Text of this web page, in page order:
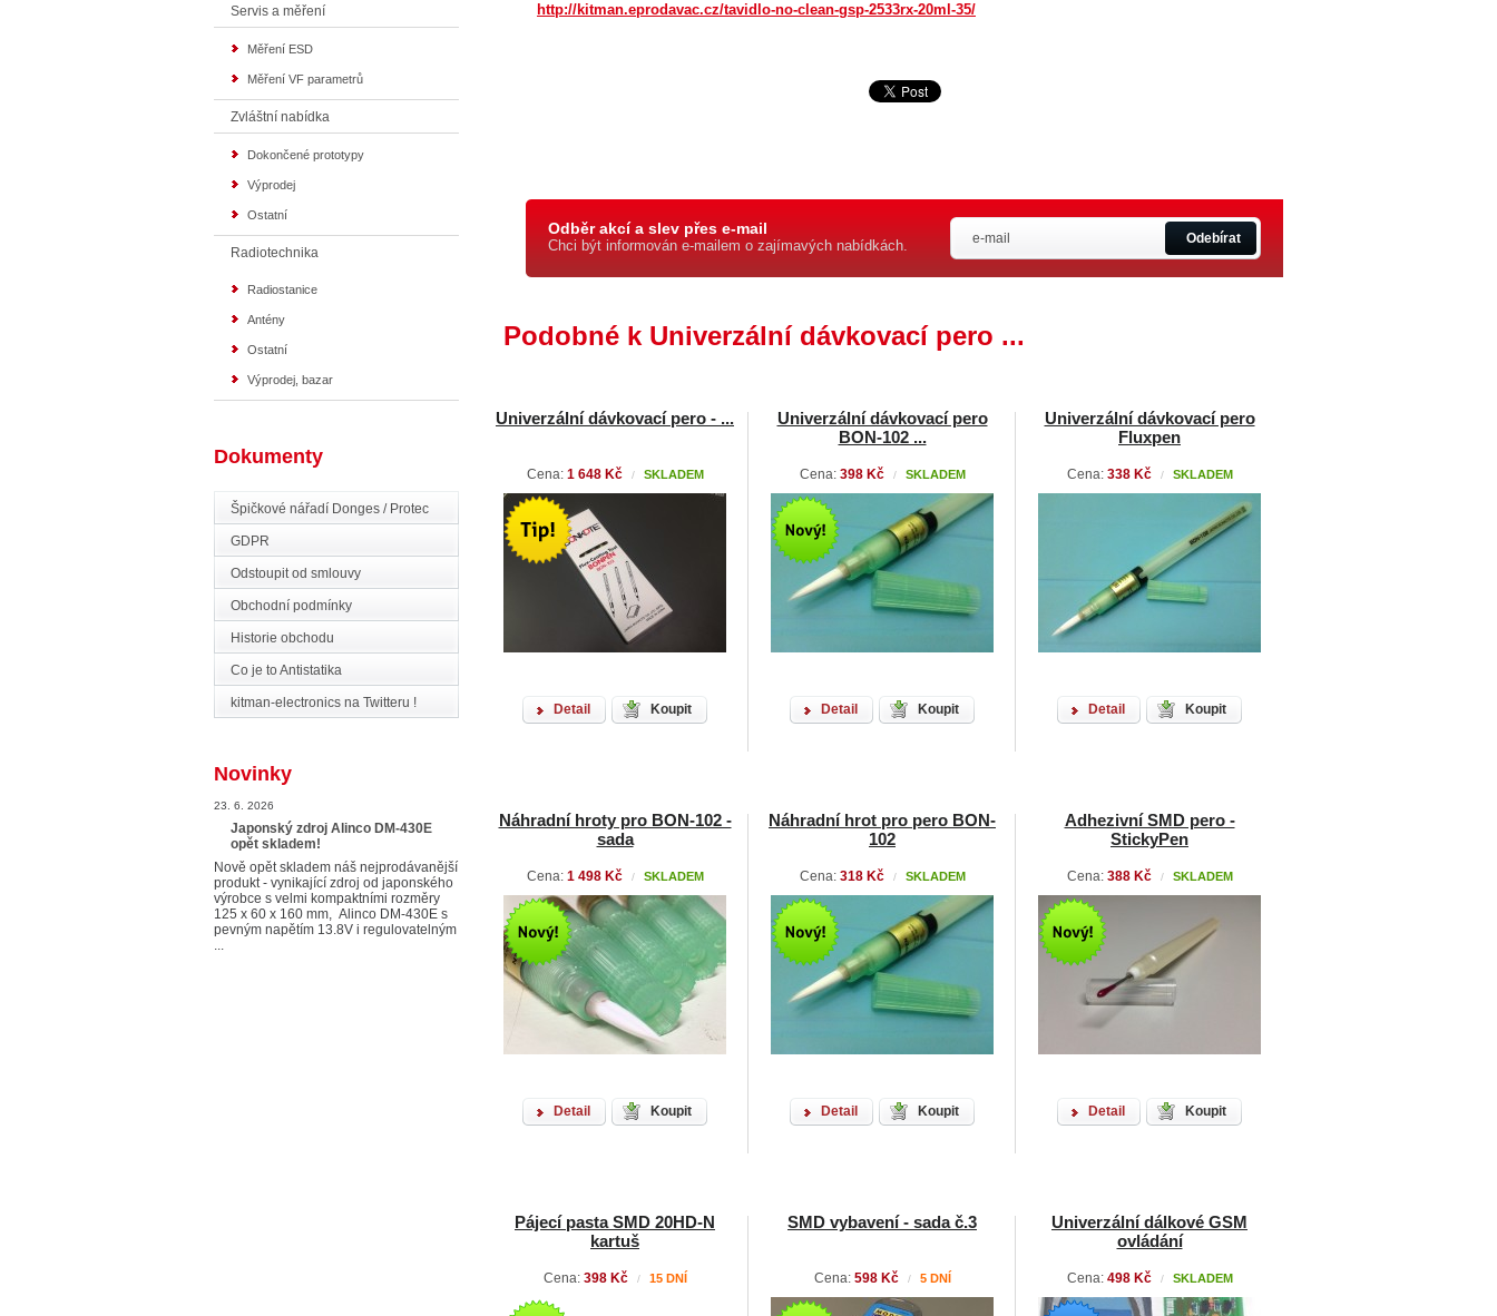
Servis a měření
Měření ESD
Měření VF parametrů
Zvláštní nabídka
Dokončené prototypy
Výprodej
Ostatní
Radiotechnika
Radiostanice
Antény
Ostatní
Výprodej, bazar
Dokumenty
Špičkové nářadí Donges / Protec
GDPR
Odstoupit od smlouvy
Obchodní podmínky
Historie obchodu
Co je to Antistatika
kitman-electronics na Twitteru !
Novinky
23. 6. 2026
Japonský zdroj Alinco DM-430E
opět skladem!
Nově opět skladem náš nejprodávanější
produkt - vynikající zdroj od japonského
výrobce s velmi kompaktními rozměry
125 x 60 x 160 mm, Alinco DM-430E s
pevným napětím 13.8V i regulovatelným
...
http://kitman.eprodavac.cz/tavidlo-no-clean-gsp-2533rx-20ml-35/
Odběr akcí a slev přes e-mail
Chci být informován e-mailem o zajímavých nabídkách. Odebírat
Podobné k Univerzální dávkovací pero ...
Univerzální dávkovací pero - ...
Cena: 1 648 Kč / SKLADEM
Detail Koupit
Univerzální dávkovací pero
BON-102 ...
Cena: 398 Kč / SKLADEM
Detail Koupit
Univerzální dávkovací pero
Fluxpen
Cena: 338 Kč / SKLADEM
Detail Koupit
Náhradní hroty pro BON-102 -
sada
Cena: 1 498 Kč / SKLADEM
Detail Koupit
Náhradní hrot pro pero BON-
102
Cena: 318 Kč / SKLADEM
Detail Koupit
Adhezivní SMD pero -
StickyPen
Cena: 388 Kč / SKLADEM
Detail Koupit
Pájecí pasta SMD 20HD-N
kartuš
Cena: 398 Kč / 15 DNÍ
SMD vybavení - sada č.3
Cena: 598 Kč / 5 DNÍ
Univerzální dálkové GSM
ovládání
Cena: 498 Kč / SKLADEM